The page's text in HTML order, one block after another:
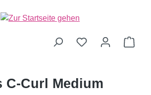
C-Curl Medium